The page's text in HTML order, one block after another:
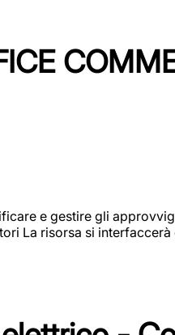
e gestire gli
La risorsa si